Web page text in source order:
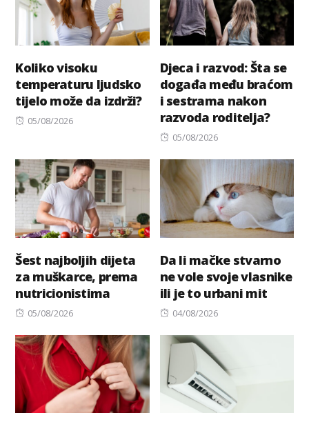
Koliko visoku
temperaturu ljudsko
tijelo može da izdrži?
Posted
05/08/2026
Djeca i razvod: Šta se
događa među braćom
i sestrama nakon
razvoda roditelja?
Posted
05/08/2026
Šest najboljih dijeta
za muškarce, prema
nutricionistima
Posted
05/08/2026
Da li mačke stvarno
ne vole svoje vlasnike
ili je to urbani mit
Posted
04/08/2026